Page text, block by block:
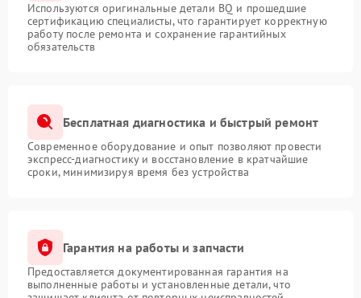
Используются оригинальные детали BQ и прошедшие
сертификацию специалисты, что гарантирует корректную
работу после ремонта и сохранение гарантийных
обязательств
Бесплатная диагностика и быстрый ремонт
Современное оборудование и опыт позволяют провести
экспресс-диагностику и восстановление в кратчайшие
сроки, минимизируя время без устройства
Гарантия на работы и запчасти
Предоставляется документированная гарантия на
выполненные работы и установленные детали, что